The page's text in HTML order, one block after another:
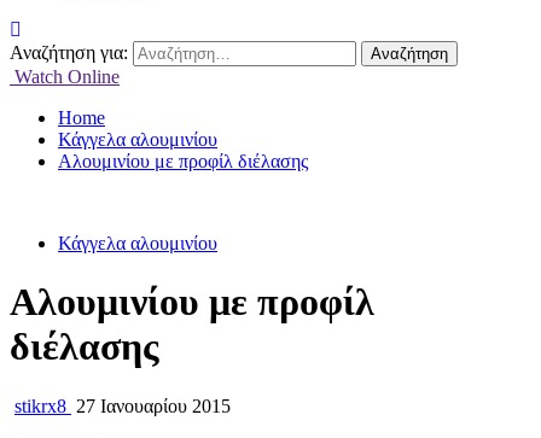
Αναζήτηση για:
Watch Online
Home
Κάγγελα αλουμινίου
Αλουμινίου με προφίλ διέλασης
Κάγγελα αλουμινίου
Αλουμινίου με προφίλ
διέλασης
stikrx8 27 Ιανουαρίου 2015